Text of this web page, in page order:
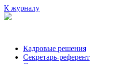
К журналу
Кадровые решения
Секретарь-референт